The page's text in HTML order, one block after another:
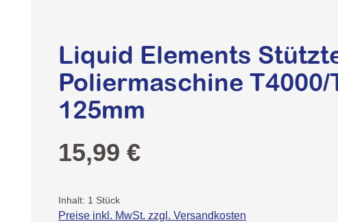
Liquid Elements
Poliermaschine T4000/
125mm
Regulärer Preis:
15,99 €
Inhalt: 1 Stück
Preise inkl. MwSt. zzgl. Versandkosten